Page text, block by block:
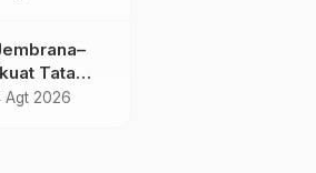
Tata
Kerja
Agt 2026